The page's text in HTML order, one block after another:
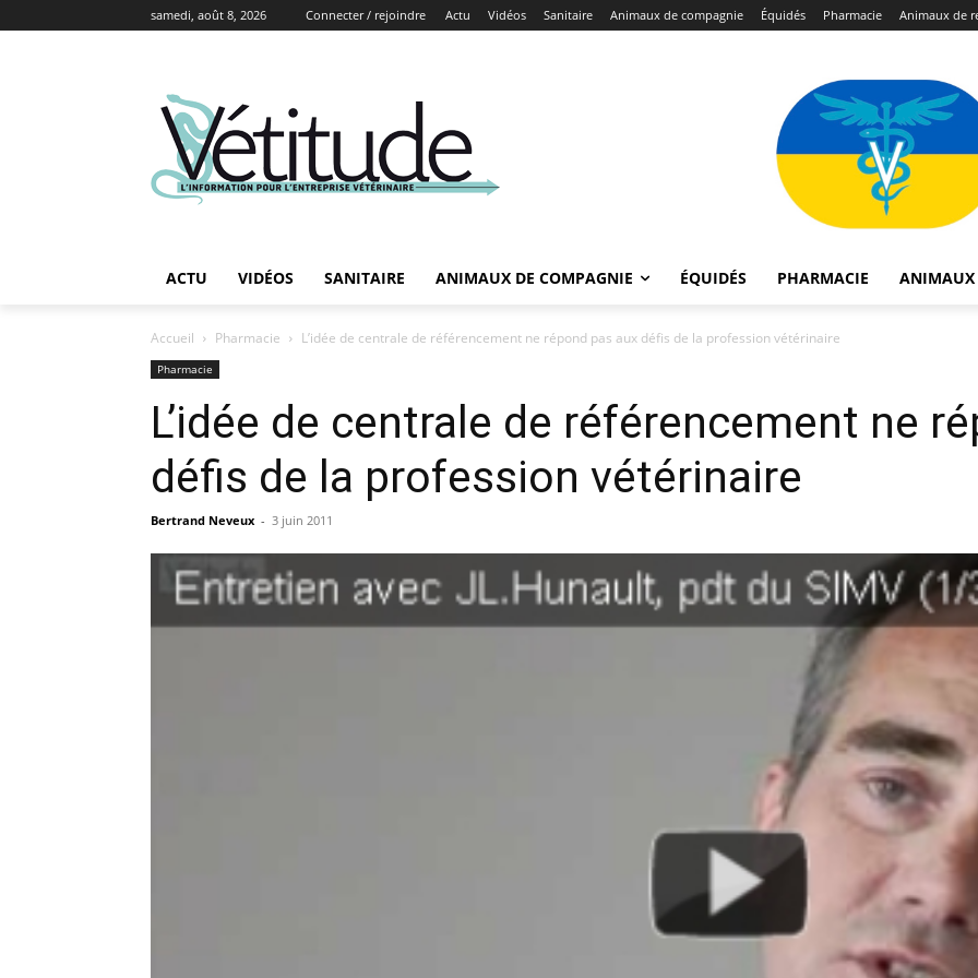
samedi, août 8, 2026 Connecter / rejoindre Actu Vidéos Sanitaire Animaux de compagnie Équidés Pharmacie Animaux de
ACTU VIDÉOS SANITAIRE ANIMAUX DE COMPAGNIE ÉQUIDÉS PHARMACIE ANIMAUX
Accueil Pharmacie L’idée de centrale de référencement ne répond pas aux défis de la profession vétérinaire
Pharmacie
L’idée de centrale de référencement ne
défis de la profession vétérinaire
Bertrand Neveux - 3 juin 2011